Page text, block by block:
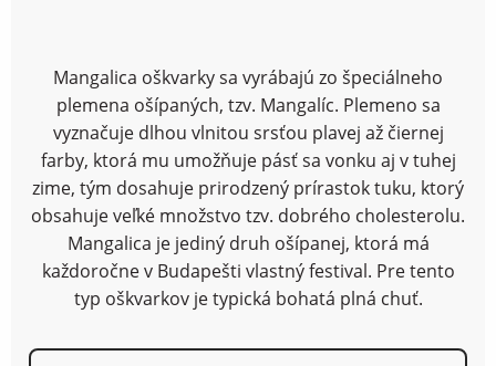
Mangalica oškvarky sa vyrábajú zo špeciálneho
plemena ošípaných, tzv. Mangalíc. Plemeno sa
vyznačuje dlhou vlnitou srsťou plavej až čiernej
farby, ktorá mu umožňuje pásť sa vonku aj v tuhej
zime, tým dosahuje prirodzený prírastok tuku, ktorý
obsahuje veľké množstvo tzv. dobrého cholesterolu.
Mangalica je jediný druh ošípanej, ktorá má
každoročne v Budapešti vlastný festival. Pre tento
typ oškvarkov je typická bohatá plná chuť.